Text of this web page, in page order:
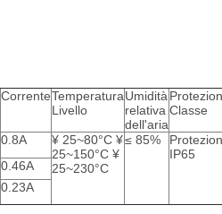
CorrenteTemperatura
Livello
Umidità
relativa
dell'aria
Classe
0.8A
¥ 25~80°C ¥
25~150°C ¥
25~230°C
≤ 85%
IP65
0.46A
0.23A